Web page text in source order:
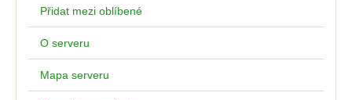
Přidat mezi oblíbené
O serveru
Mapa serveru